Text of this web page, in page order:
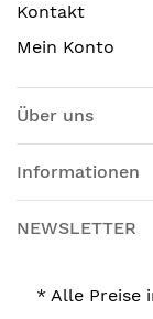
Kontakt
Mein Konto
Über uns
Informationen
NEWSLETTER
* Alle Preise